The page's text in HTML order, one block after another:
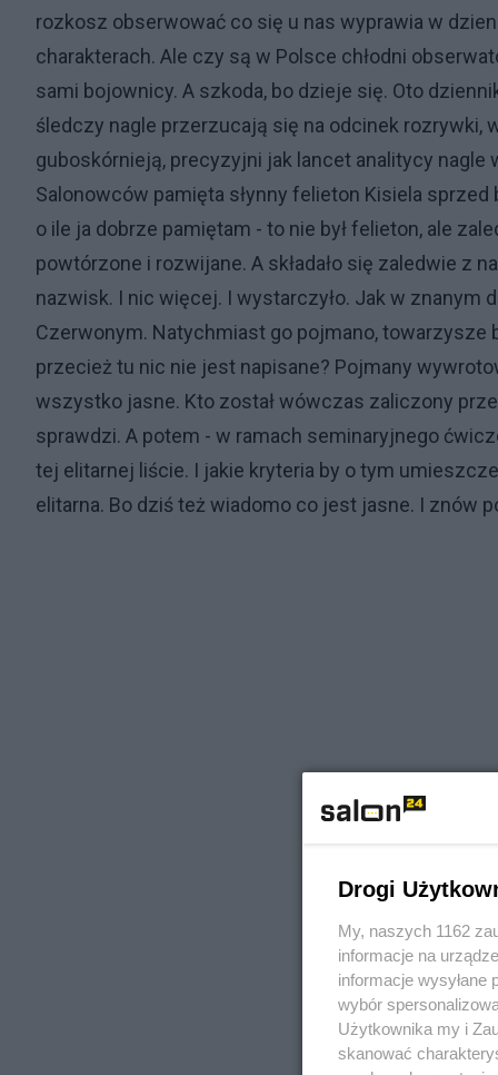
rozkosz obserwować co się u nas wyprawia w
charakterach. Ale czy są w Polsce chłodni
sami bojownicy. A szkoda, bo dzieje się. Oto
śledczy nagle przerzucają się na odcinek
guboskórnieją, precyzyjni jak lancet analitycy nagle
Salonowców pamięta słynny felieton Kisiela
o ile ja dobrze pamiętam - to nie był felieton, ale
powtórzone i rozwijane. A składało się zaledwie z
nazwisk. I nic więcej. I wystarczyło. Jak w
Czerwonym. Natychmiast go pojmano,
przecież tu nic nie jest napisane? Pojmany
wszystko jasne. Kto został wówczas zaliczony
sprawdzi. A potem - w ramach seminaryjnego
tej elitarnej liście. I jakie kryteria by o tym
elitarna. Bo dziś też wiadomo co jest jasne. I znów
Drogi
My, naszych 1162
informacje na
informacje wysyłane
wybór
Użytkownika my i
skanować